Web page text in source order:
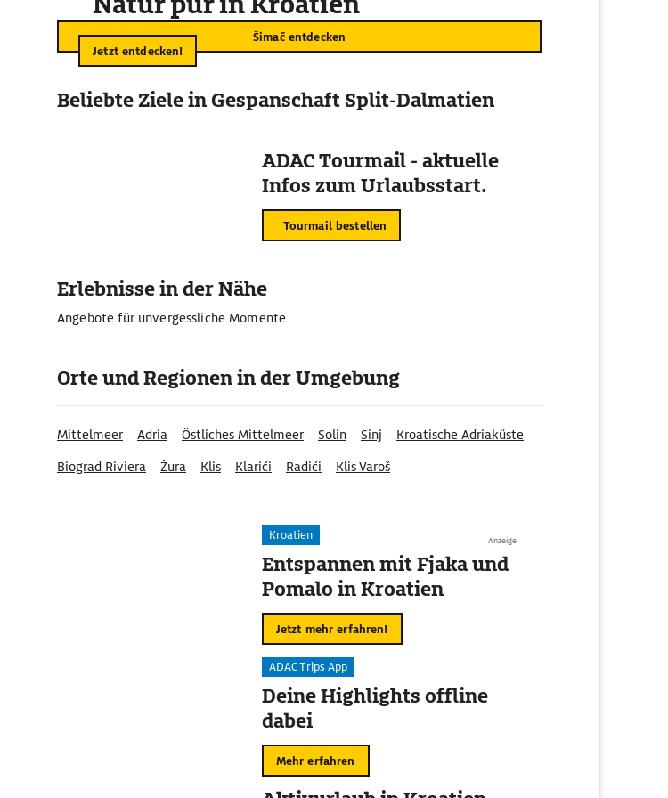
Šimač entdecken
Jetzt entdecken!
Beliebte Ziele in Gespanschaft Split-Dalmatien
ADAC Tourmail - aktuelle
Infos zum Urlaubsstart.
Tourmail bestellen
Erlebnisse in der Nähe
Angebote für unvergessliche Momente
Orte und Regionen in der Umgebung
Mittelmeer Adria Östliches Mittelmeer Solin Sinj
Kroatische Adriaküste
Biograd Riviera
Žura Klis Klarići Radići Klis Varoš
Anzeige
Kroatien
Entspannen mit Fjaka und
Pomalo in Kroatien
Jetzt mehr erfahren!
ADAC Trips App
Deine Highlights offline
dabei
Mehr erfahren